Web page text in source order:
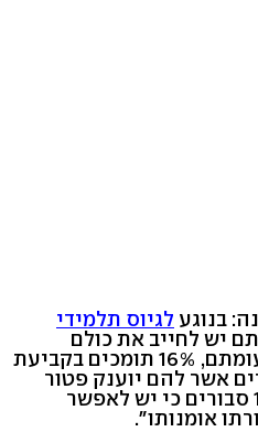
בנוגע לגיוס תלמידי
לדעתם יש לחייב את כולם
בשירות צבאי או אזרחי. לעומתם, 16% תומכים בקביעת
אשר להם יוענק פטור
(וכל השאר ישרתו) - ו-14% סבורים כי יש לאפשר
אומנותו".